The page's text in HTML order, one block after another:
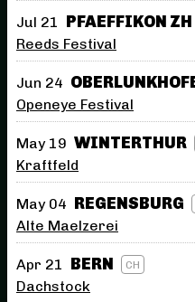
Jul 21 PFAEFFIKON ZH
Reeds Festival
Jun 24
Openeye Festival
May 19 WINTERTHUR
Kraftfeld
May 04 REGENSBURG
Alte Maelzerei
Apr 21 CH
BERN
Dachstock